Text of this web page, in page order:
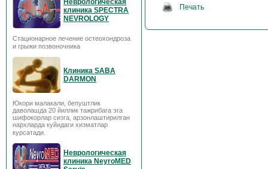
Неврологическая
клиника SPECTRA
NEVROLOGY
Стационарное лечение остеохондроза
и грыжи позвоночника
Клиника SABA
DARMON
Юкори малакали, бепуштлик
даволашда 20 йиллик тажрибага эга
шифокорлар сизга, арзонлаштирилган
нархларда куйидаги хизматлар
курсатади.
Неврологическая
клиника NeyroMED
Печать